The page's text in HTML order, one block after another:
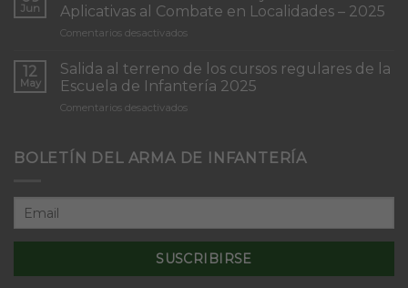
Patrullas
de
Infantería
Concepción”
Jun
Aplicativas al Combate en Localidades – 2025
Comentarios desactivadosen
del
Curso
de
Tácticas
Aplicativas
12
May
Salida al terreno de los cursos regulares de la
Escuela de Infantería 2025
Comentarios desactivadosen
terreno
cursos
de
Escuela
de
BOLETÍN DEL ARMA DE INFANTERÍA